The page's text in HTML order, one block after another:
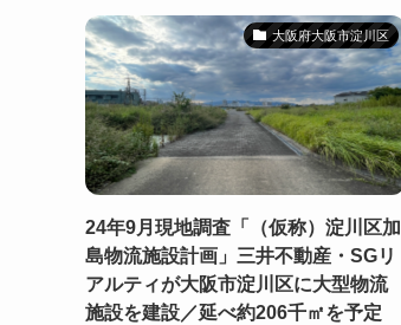
大阪府大阪市淀川区
24年9月現地調査「（仮称）淀川区加
島物流施設計画」三井不動産・SGリ
アルティが大阪市淀川区に大型物流
施設を建設／延べ約206千㎡を予定